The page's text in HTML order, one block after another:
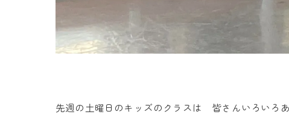
先週の土曜日のキッズのクラスは 皆さんいろい